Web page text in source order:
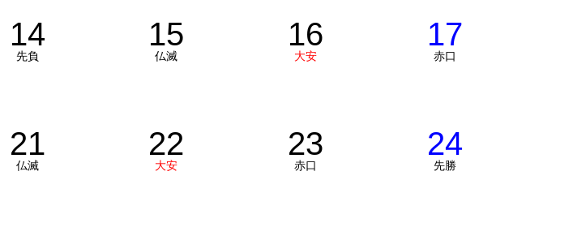
14
先負
15
仏滅
16
大安
17
赤口
21
仏滅
22
大安
23
赤口
24
先勝